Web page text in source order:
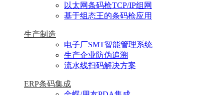
以太网条码枪TCP/IP组网
基于组态王的条码枪应用
生产制造
电子厂SMT智能管理系统
生产企业防伪追溯
流水线扫码解决方案
ERP条码集成